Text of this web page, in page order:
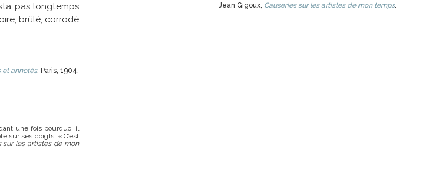
pas longtemps
brûlé, corrodé
et annotés, Paris, 1904.
une fois pourquoi il
sur ses doigts :« C’est
sur les artistes de mon
Jean Gigoux, Causeries sur les artistes de mon temps.